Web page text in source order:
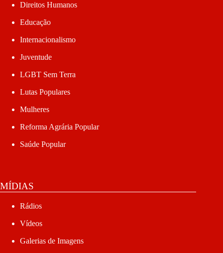
Direitos Humanos
Educação
Internacionalismo
Juventude
LGBT Sem Terra
Lutas Populares
Mulheres
Reforma Agrária Popular
Saúde Popular
MÍDIAS
Rádios
Vídeos
Galerias de Imagens